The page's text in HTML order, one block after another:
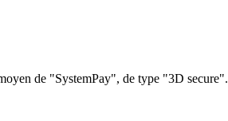
de "SystemPay", de type "3D secure".